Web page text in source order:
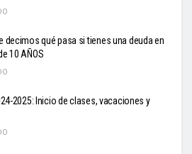
decimos qué pasa si tienes una deuda en
10 AÑOS
2025: Inicio de clases, vacaciones y